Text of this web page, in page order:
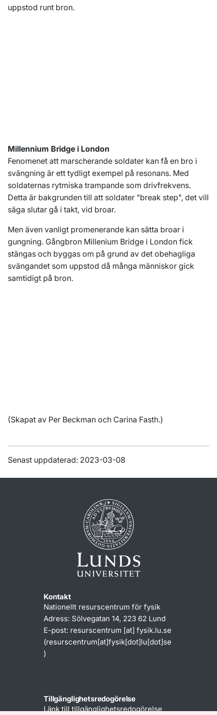
uppstod runt bron.
Millennium Bridge i London
Fenomenet att marscherande soldater kan få en bro i
svängning är ett tydligt exempel på resonans. Med
soldaternas rytmiska trampande som drivfrekvens.
Detta är bakgrunden till att soldater "break step", det vill
säga slutar gå i takt, vid broar.
Men även vanligt promenerande kan sätta broar i
gungning. Gångbron Millenium Bridge i London fick
stängas och byggas om på grund av det obehagliga
svängandet som uppstod då många människor gick
samtidigt på bron.
(Skapat av Per Beckman och Carina Fasth.)
Senast uppdaterad: 2023-03-08
Kontakt
Nationellt resurscentrum för fysik
Adress: Sölvegatan 14, 223 62 Lund
E-post: resurscentrum [at] fysik.lu.se
(resurscentrum[at]fysik[dot]lu[dot]se
)
Tillgänglighetsredogörelse
Länk till tillgänglighetsredogörelse